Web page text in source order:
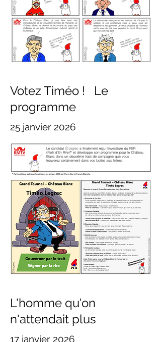
Votez Timéo ! Le
programme
25 janvier 2026
L'homme qu'on
n'attendait plus
17 janvier 2026